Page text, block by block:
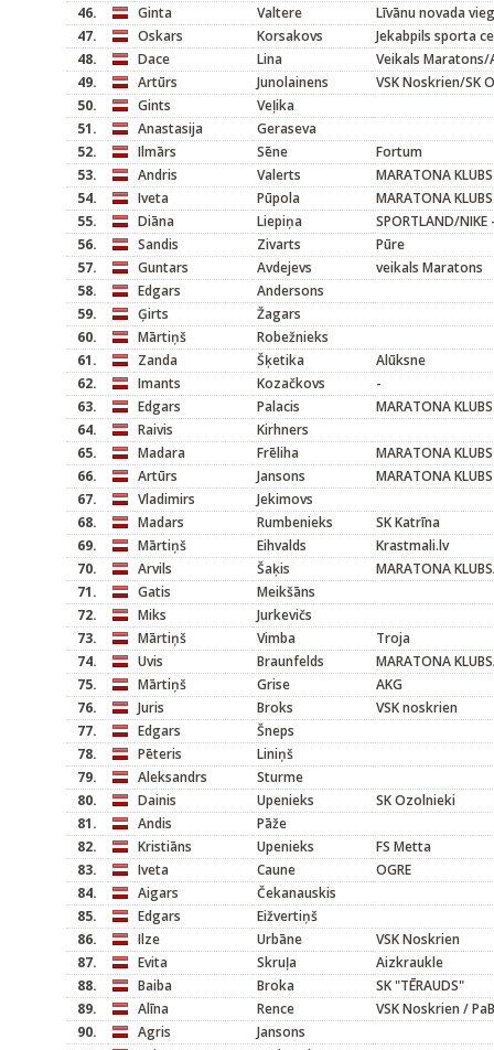
46.
Ginta Valtere
Līvānu novada
47.
Oskars Korsakovs
Jekabpils sporta
48.
Dace Lina
Veikals Maratons/
49.
Artūrs Junolainens
VSK Noskrien/SK
50.
Gints
Veļika
51.
Anastasija
Geraseva
52.
Ilmārs Sēne
Fortum
53.
Andris Valerts
MARATONA KLUBS
54.
Iveta Pūpola
MARATONA KLUBS
55.
Diāna Liepiņa
SPORTLAND/NIKE
56.
Sandis Zivarts
Pūre
57.
Guntars Avdejevs
veikals Maratons
58.
Edgars
Andersons
59.
Ģirts
Žagars
60.
Mārtiņš
Robežnieks
61.
Zanda Šķetika
Alūksne
62.
Imants Kozačkovs
-
63.
Edgars Palacis
MARATONA KLUBS
64.
Raivis
Kirhners
65.
Madara Frēliha
MARATONA KLUBS
66.
Artūrs Jansons
MARATONA KLUBS
67.
Vladimirs
Jekimovs
68.
Madars Rumbenieks
SK Katrīna
69.
Mārtiņš Eihvalds
Krastmali.lv
70.
Arvils Šaķis
MARATONA
71.
Gatis
Meikšāns
72.
Miks
Jurkevičs
73.
Mārtiņš Vimba
Troja
74.
Uvis Braunfelds
MARATONA
75.
Mārtiņš Grise
AKG
76.
Juris Broks
VSK noskrien
77.
Edgars
Šneps
78.
Pēteris
Liniņš
79.
Aleksandrs
Sturme
80.
Dainis Upenieks
SK Ozolnieki
81.
Andis
Pāže
82.
Kristiāns Upenieks
FS Metta
83.
Iveta Caune
OGRE
84.
Aigars
Čekanauskis
85.
Edgars
Eižvertiņš
86.
Ilze Urbāne
VSK Noskrien
87.
Evita Skruļa
Aizkraukle
88.
Baiba Broka
SK "TĒRAUDS"
89.
Alīna Rence
VSK Noskrien /
90.
Agris
Jansons